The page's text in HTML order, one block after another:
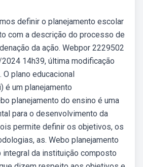
definir o planejamento escolar
com a descrição do processo de
da ação. Webpor 2229502
14h39, última modificação
plano educacional
é um planejamento
planejamento do ensino é uma
para o desenvolvimento da
permite definir os objetivos, os
as. Webo planejamento
integral da instituição composto